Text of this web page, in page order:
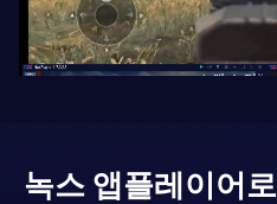
녹스 앱플레이어로